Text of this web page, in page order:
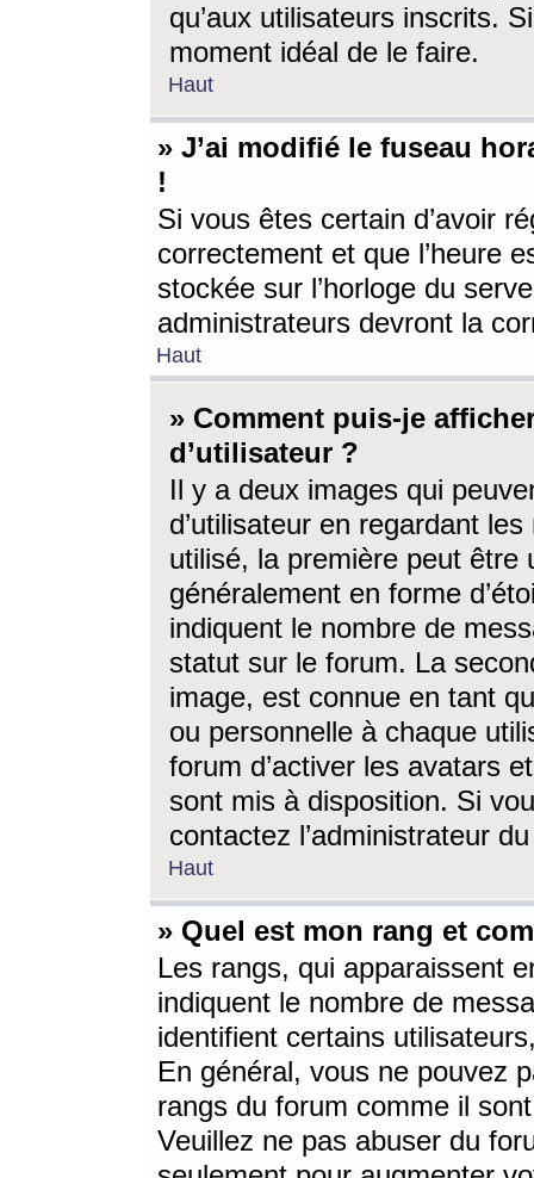
qu’aux utilisateurs inscrits.
moment idéal de le faire.
Haut
» J’ai modifié le fuseau
!
Si vous êtes certain d’avoir
correctement et que l’heure
stockée sur l’horloge du
administrateurs devront la
Haut
» Comment puis-je
d’utilisateur ?
Il y a deux images qui
d’utilisateur en regardant
utilisé, la première peut être
généralement en forme
indiquent le nombre de
statut sur le forum. La
image, est connue en tant
ou personnelle à chaque
forum d’activer les avatars
sont mis à disposition. Si
contactez l’administrateur
Haut
» Quel est mon rang et
Les rangs, qui apparaissent
indiquent le nombre de
identifient certains
En général, vous ne pouvez
rangs du forum comme il
Veuillez ne pas abuser du